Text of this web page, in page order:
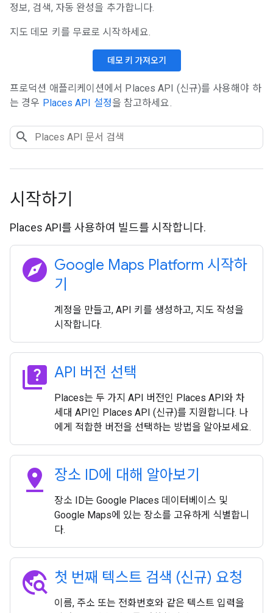
정보, 검색, 자동 완성을 추가합니다.
지도 데모 키를 무료로 시작하세요.
데모 키 가져오기
프로덕션 애플리케이션에서 Places API (신규)를 사용해야 하
는 경우 Places API 설정을 참고하세요.
시작하기
Places API를 사용하여 빌드를 시작합니다.
explore Google Maps Platform 시작하
기
계정을 만들고, API 키를 생성하고, 지도 작성을
시작합니다.
quiz API 버전 선택
Places는 두 가지 API 버전인 Places API와 차
세대 API인 Places API (신규)를 지원합니다. 나
에게 적합한 버전을 선택하는 방법을 알아보세요.
pin_drop 장소 ID에 대해 알아보기
장소 ID는 Google Places 데이터베이스 및
Google Maps에 있는 장소를 고유하게 식별합니
다.
travel_explore 첫 번째 텍스트 검색 (신규) 요청
이름, 주소 또는 전화번호와 같은 텍스트 입력을